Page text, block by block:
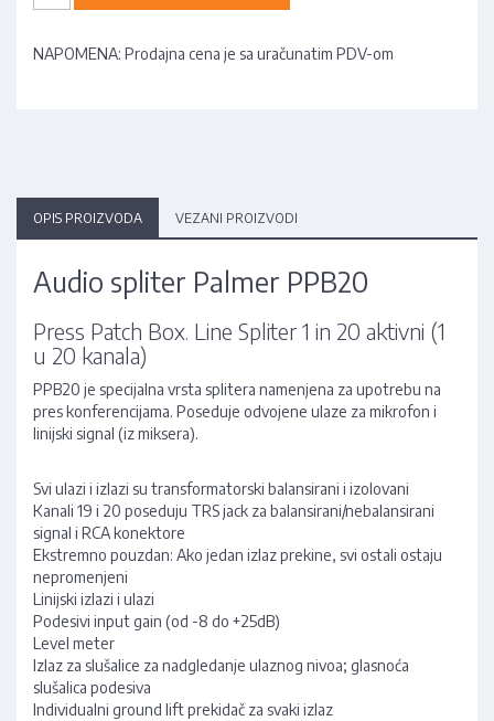
NAPOMENA: Prodajna cena je sa uračunatim PDV-om
OPIS PROIZVODA VEZANI PROIZVODI
Audio spliter Palmer PPB20
Press Patch Box. Line Spliter 1 in 20 aktivni (1
u 20 kanala)
PPB20 je specijalna vrsta splitera namenjena za upotrebu na
pres konferencijama. Poseduje odvojene ulaze za mikrofon i
linijski signal (iz miksera).
Svi ulazi i izlazi su transformatorski balansirani i izolovani
Kanali 19 i 20 poseduju TRS jack za balansirani/nebalansirani
signal i RCA konektore
Ekstremno pouzdan: Ako jedan izlaz prekine, svi ostali ostaju
nepromenjeni
Linijski izlazi i ulazi
Podesivi input gain (od -8 do +25dB)
Level meter
Izlaz za slušalice za nadgledanje ulaznog nivoa; glasnoća
slušalica podesiva
Individualni ground lift prekidač za svaki izlaz